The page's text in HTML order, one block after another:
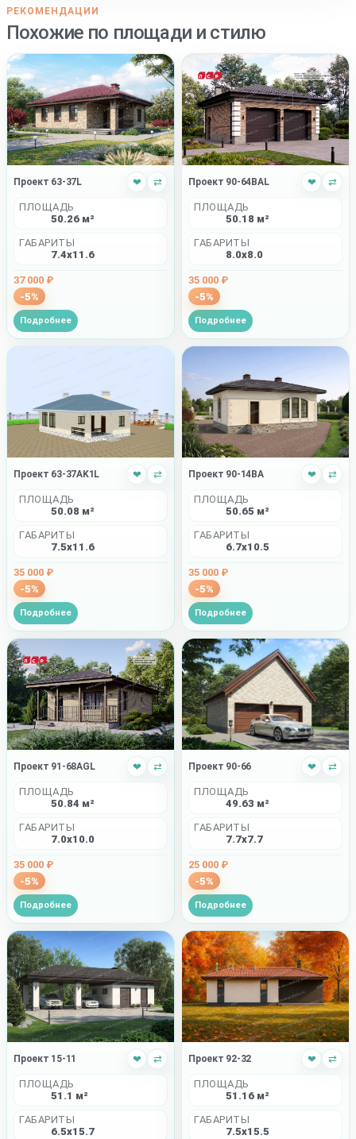
РЕКОМЕНДАЦИИ
Похожие по площади и стилю
Проект 63-37L ❤ ⇄
ПЛОЩАДЬ
50.26 м²
ГАБАРИТЫ
7.4x11.6
37 000 ₽
-5%
Подробнее
Проект 90-64BAL ❤ ⇄
ПЛОЩАДЬ
50.18 м²
ГАБАРИТЫ
8.0x8.0
35 000 ₽
-5%
Подробнее
Проект 63-37AK1L ❤ ⇄
ПЛОЩАДЬ
50.08 м²
ГАБАРИТЫ
7.5x11.6
35 000 ₽
-5%
Подробнее
Проект 90-14BA ❤ ⇄
ПЛОЩАДЬ
50.65 м²
ГАБАРИТЫ
6.7x10.5
35 000 ₽
-5%
Подробнее
Проект 91-68AGL ❤ ⇄
ПЛОЩАДЬ
50.84 м²
ГАБАРИТЫ
7.0x10.0
35 000 ₽
-5%
Подробнее
Проект 90-66 ❤ ⇄
ПЛОЩАДЬ
49.63 м²
ГАБАРИТЫ
7.7x7.7
25 000 ₽
-5%
Подробнее
Проект 15-11 ❤ ⇄
ПЛОЩАДЬ
51.1 м²
ГАБАРИТЫ
6.5x15.7
Проект 92-32 ❤ ⇄
ПЛОЩАДЬ
51.16 м²
ГАБАРИТЫ
7.5x15.5